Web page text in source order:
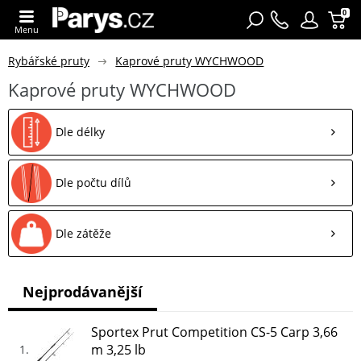
0
Menu
Rybářské pruty Kaprové pruty WYCHWOOD
Kaprové pruty WYCHWOOD
Dle délky
Dle počtu dílů
Dle zátěže
1
Sportex Prut Competition CS-5 Carp 3,66
m 3,25 lb
Nejprodávanější